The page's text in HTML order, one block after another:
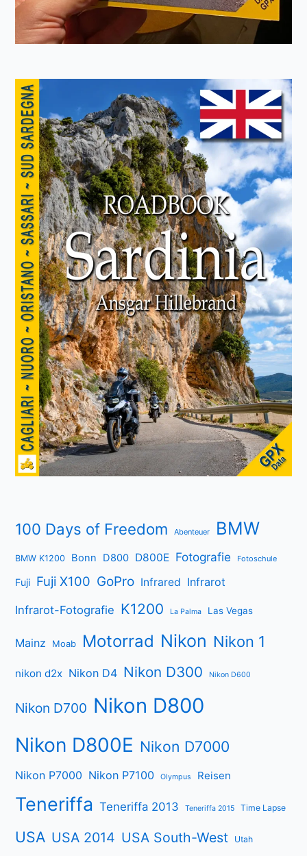
100 Days of Freedom Abenteuer BMW
BMW K1200 Bonn D800 D800E Fotografie Fotoschule
Fuji Fuji X100 GoPro Infrared Infrarot
Infrarot-Fotografie K1200 La Palma Las Vegas
Mainz Moab Motorrad Nikon Nikon 1
nikon d2x Nikon D4 Nikon D300 Nikon D600
Nikon D700 Nikon D800
Nikon D800E Nikon D7000
Nikon P7000 Nikon P7100 Olympus Reisen
Teneriffa Teneriffa 2013 Teneriffa 2015 Time Lapse
USA USA 2014 USA South-West Utah